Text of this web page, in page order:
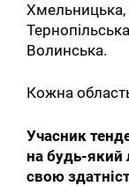
Хмельницька,
Волинська.
Кожна
Учасник
на будь-який
свою